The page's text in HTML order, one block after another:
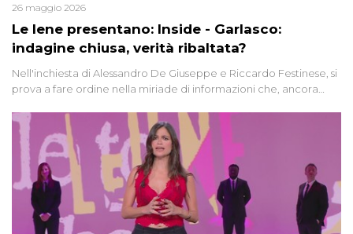
Le Iene presentano: Inside - Garlasco:
indagine chiusa, verità ribaltata?
26 maggio 2026
Nell'inchiesta di Alessandro De Giuseppe e Riccardo Festinese, si
prova a fare ordine nella miriade di informazioni che, ancora
giudiziarie più discusse degli ultimi anni. Lo speciale ricostruisce la
vicenda mettendo in fila testimonianze, errori, dettagli
controversi e i protagonisti di un'indagine che sembra non avere
fine.